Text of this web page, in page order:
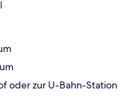
oder zur U-Bahn-Station